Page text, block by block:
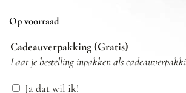
Op voorraad
Cadeauverpakking (Gratis)
Laat je bestelling inpakken als
Ja dat wil ik!